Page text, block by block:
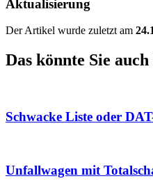
Aktualisierung
Der Artikel wurde zuletzt am
Das könnte Sie
Schwacke Liste oder
Unfallwagen mit